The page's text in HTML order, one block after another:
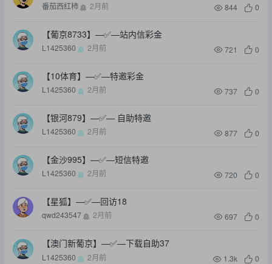
番茄西红柿 2月前 844 0
【葡京8733】—✅—站内信彩金
L1425360 2月前 721 0
【10体育】—✅—特邀彩金
L1425360 2月前 737 0
【银河879】—✅— 自助特邀
L1425360 2月前 877 0
【金沙995】—✅—短信特邀
L1425360 2月前 720 0
【星狐】—✅—回访18
qwd243547 2月前 697 0
【澳门新葡京】—✅—下载自助37
L1425360 2月前 1.3k 0